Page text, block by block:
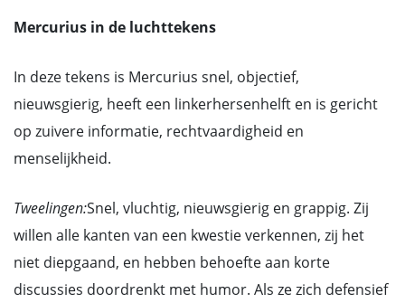
Mercurius in de luchttekens
In deze tekens is Mercurius snel, objectief,
nieuwsgierig, heeft een linkerhersenhelft en is gericht
op zuivere informatie, rechtvaardigheid en
menselijkheid.
Tweelingen:Snel, vluchtig, nieuwsgierig en grappig. Zij
willen alle kanten van een kwestie verkennen, zij het
niet diepgaand, en hebben behoefte aan korte
discussies doordrenkt met humor. Als ze zich defensief